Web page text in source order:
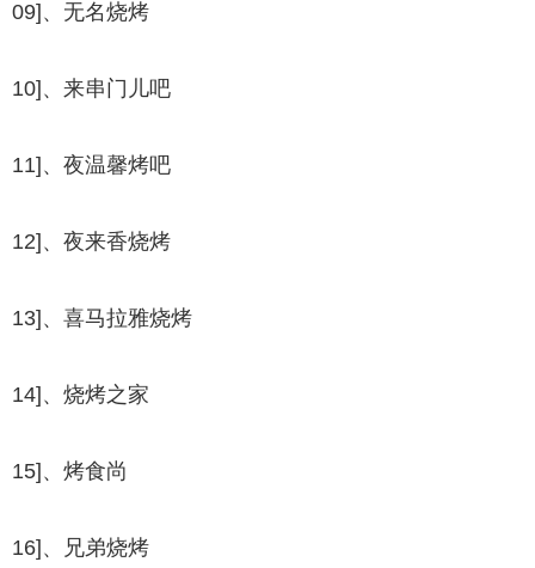
09]、无名烧烤
10]、来串门儿吧
11]、夜温馨烤吧
12]、夜来香烧烤
13]、喜马拉雅烧烤
14]、烧烤之家
15]、烤食尚
16]、兄弟烧烤